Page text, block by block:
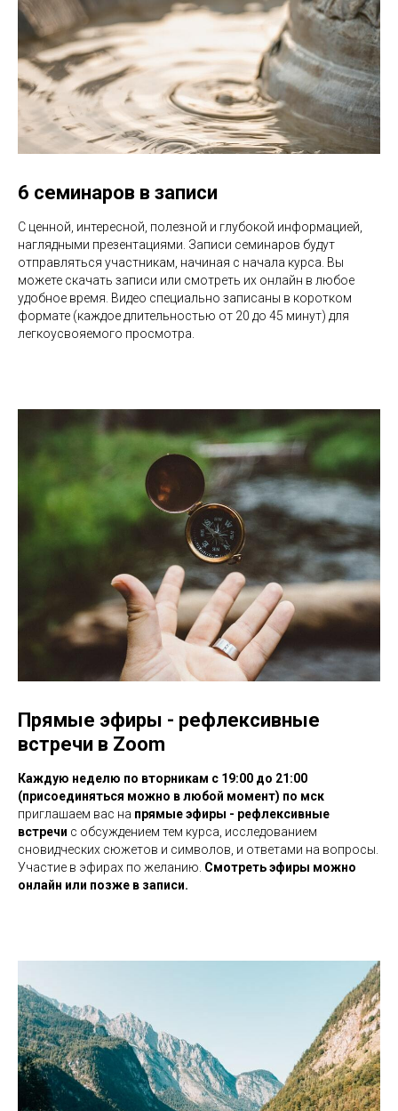
6 семинаров в записи
С ценной, интересной, полезной и глубокой информацией,
наглядными презентациями. Записи семинаров будут
отправляться участникам, начиная с начала курса. Вы
можете скачать записи или смотреть их онлайн в любое
удобное время. Видео специально записаны в коротком
формате (каждое длительностью от 20 до 45 минут) для
легкоусвояемого просмотра.
Прямые эфиры - рефлексивные
встречи в Zoom
Каждую неделю по вторникам c 19:00 до 21:00
(присоединяться можно в любой момент) по мск
приглашаем вас на прямые эфиры - рефлекcивные
встречи с обсуждением тем курса, исследованием
сновидческих сюжетов и символов, и ответами на вопросы.
Участие в эфирах по желанию. Смотреть эфиры можно
онлайн или позже в записи.